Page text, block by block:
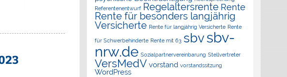
Referentenentwurf Regelaltersrente Rente
Rente für besonders langjährig
Versicherte Rente für langjährig Versicherte Rente
für Schwerbehinderte Rente mit 63 sbvsbv-
nrw.de Sozialpartnervereinbarung Stellvertreter
VersMedV vorstand vorstandssitzung
WordPress